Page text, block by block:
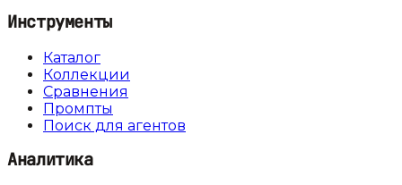
Инструменты
Каталог
Коллекции
Сравнения
Промпты
Поиск для агентов
Аналитика